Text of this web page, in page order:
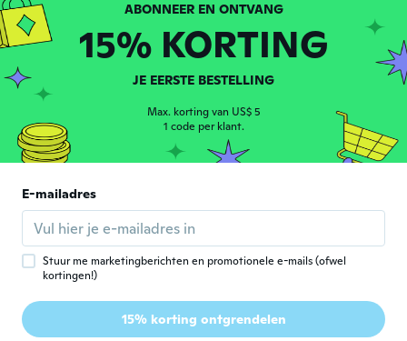
R Robert
Lid geworden van 2017 · 22 beoordelingen
Great cover.
ongeveer 4 jaar geleden
順 Lid geworden van 2020
beoordelingen
ongeveer 4 jaar geleden
T TUONG KHAM
Lid geworden van 2019
Adrian
Lid geworden van 2015 · 372 beoordelingen
ABONNEER EN ONTVANG
15% KORTING
JE EERSTE BESTELLING
Max. korting van US$ 5
1 code per klant.
E-mailadres
Stuur me marketingberichten en promotionele e-mails (ofwel
kortingen!)
15% korting ontgrendelen